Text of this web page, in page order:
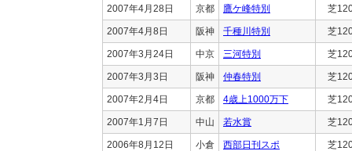
2007年4月28日 京都 鷹ケ峰特別 芝
2007年4月8日 阪神 千種川特別 芝
2007年3月24日 中京 三河特別 芝
2007年3月3日 阪神 仲春特別 芝
2007年2月4日 京都 4歳上1000万下 芝
2007年1月7日 中山 若水賞 芝
2006年8月12日 小倉 西部日刊スポ 芝